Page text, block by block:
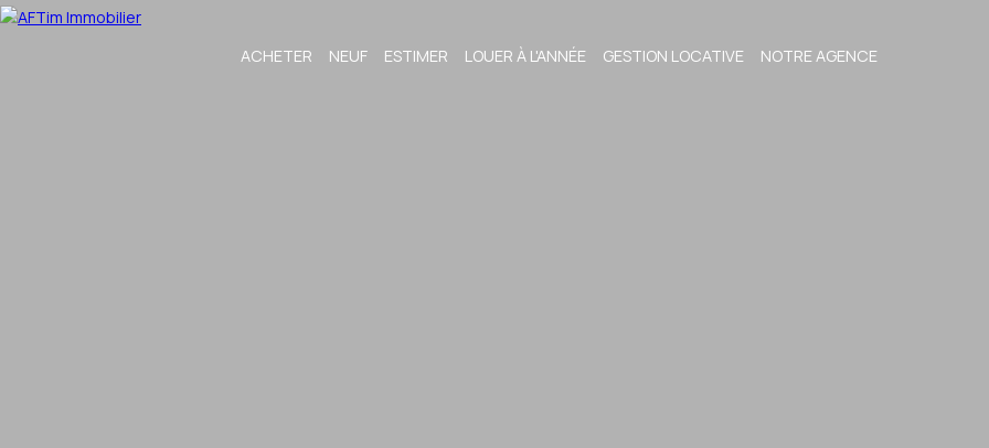
ACHETER NEUF ESTIMER LOUER À L'ANNÉE GESTION LOCATIVE NOTRE AGENCE